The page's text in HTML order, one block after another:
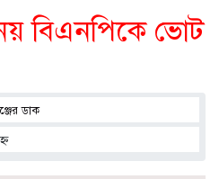
বিএনপিকে ভোট
ডাক